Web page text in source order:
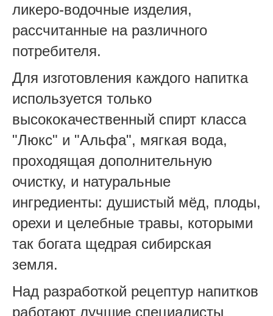
ликеро-водочные изделия,
рассчитанные на различного
потребителя.
Для изготовления каждого напитка
используется только
высококачественный спирт класса
"Люкс" и "Альфа", мягкая вода,
проходящая дополнительную
очистку, и натуральные
ингредиенты: душистый мёд, плоды,
орехи и целебные травы, которыми
так богата щедрая сибирская
земля.
Над разработкой рецептур напитков
работают лучшие специалисты